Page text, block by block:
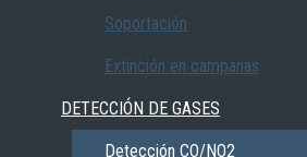
Soportación
Extinción en campanas
DETECCIÓN DE GASES
Detección CO/NO2